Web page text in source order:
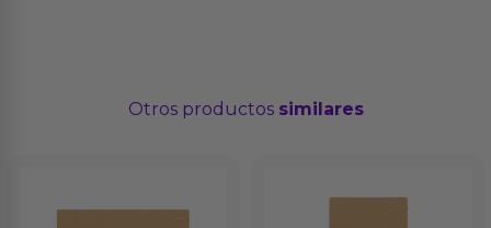
Otros productos similares